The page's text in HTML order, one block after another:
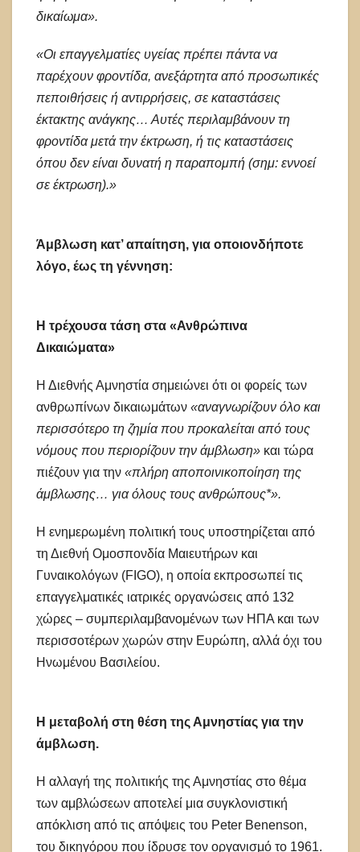
δικαίωμα».
«Οι επαγγελματίες υγείας πρέπει πάντα να
παρέχουν φροντίδα, ανεξάρτητα από προσωπικές
πεποιθήσεις ή αντιρρήσεις, σε καταστάσεις
έκτακτης ανάγκης… Αυτές περιλαμβάνουν τη
φροντίδα μετά την έκτρωση, ή τις καταστάσεις
όπου δεν είναι δυνατή η παραπομπή (σημ: εννοεί
σε έκτρωση).»
Άμβλωση κατ’ απαίτηση, για οποιονδήποτε
λόγο, έως τη γέννηση:
Η τρέχουσα τάση στα «Ανθρώπινα
Δικαιώματα»
Η Διεθνής Αμνηστία σημειώνει ότι οι φορείς των
ανθρωπίνων δικαιωμάτων «αναγνωρίζουν όλο και
περισσότερο τη ζημία που προκαλείται από τους
νόμους που περιορίζουν την άμβλωση» και τώρα
πιέζουν για την «πλήρη αποποινικοποίηση της
άμβλωσης… για όλους τους ανθρώπους*».
Η ενημερωμένη πολιτική τους υποστηρίζεται από
τη Διεθνή Ομοσπονδία Μαιευτήρων και
Γυναικολόγων (FIGO), η οποία εκπροσωπεί τις
επαγγελματικές ιατρικές οργανώσεις από 132
χώρες – συμπεριλαμβανομένων των ΗΠΑ και των
περισσοτέρων χωρών στην Ευρώπη, αλλά όχι του
Ηνωμένου Βασιλείου.
Η μεταβολή στη θέση της Αμνηστίας για την
άμβλωση.
Η αλλαγή της πολιτικής της Αμνηστίας στο θέμα
των αμβλώσεων αποτελεί μια συγκλονιστική
απόκλιση από τις απόψεις του Peter Benenson,
του δικηγόρου που ίδρυσε τον οργανισμό το 1961.